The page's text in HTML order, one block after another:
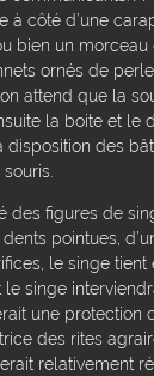
à côté d’une
bien un
ornés de
attend que la
la boite et le
disposition des
des figures de
pointues,
le singe tient
le singe
une protection
des rites
relativement